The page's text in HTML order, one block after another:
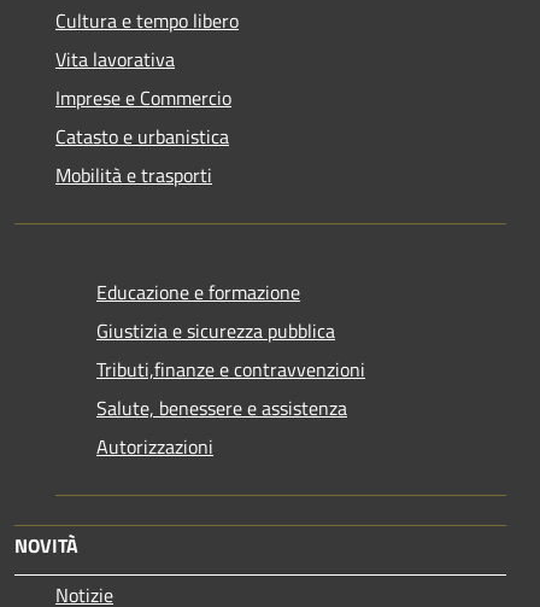
Cultura e tempo libero
Vita lavorativa
Imprese e Commercio
Catasto e urbanistica
Mobilità e trasporti
Educazione e formazione
Giustizia e sicurezza pubblica
Tributi,finanze e contravvenzioni
Salute, benessere e assistenza
Autorizzazioni
NOVITÀ
Notizie